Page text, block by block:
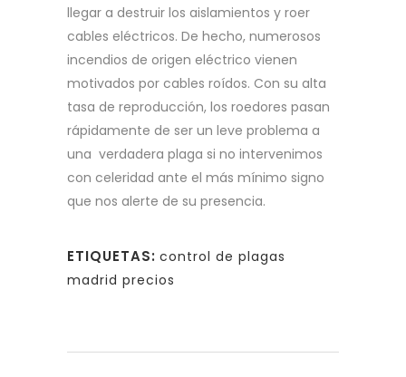
llegar a destruir los aislamientos y roer
cables eléctricos. De hecho, numerosos
incendios de origen eléctrico vienen
motivados por cables roídos. Con su alta
tasa de reproducción, los roedores pasan
rápidamente de ser un leve problema a
una verdadera plaga si no intervenimos
con celeridad ante el más mínimo signo
que nos alerte de su presencia.
ETIQUETAS: control de plagas
madrid precios